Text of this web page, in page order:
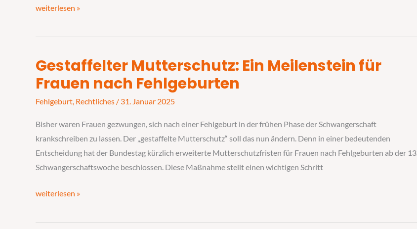
weiterlesen »
Gestaffelter Mutterschutz: Ein Meilenstein für
Frauen nach Fehlgeburten
Fehlgeburt, Rechtliches / 31. Januar 2025
Bisher waren Frauen gezwungen, sich nach einer Fehlgeburt in der frühen Phase der Schwangerschaft
krankschreiben zu lassen. Der „gestaffelte Mutterschutz“ soll das nun ändern. Denn in einer bedeutenden
Entscheidung hat der Bundestag kürzlich erweiterte Mutterschutzfristen für Frauen nach Fehlgeburten ab der 13.
Schwangerschaftswoche beschlossen. Diese Maßnahme stellt einen wichtigen Schritt
Gestaffelter
Mutterschutz:
Meilenstein
für
Frauen
nach
Fehlgeburten
weiterlesen »